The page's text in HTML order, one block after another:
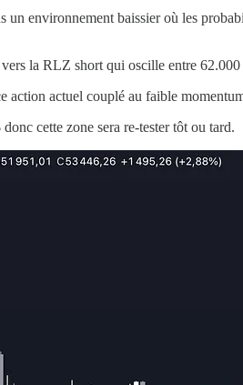
un environnement baissier où les
la RLZ short qui oscille entre
action actuel couplé au faible
cette zone sera re-tester tôt ou tard.